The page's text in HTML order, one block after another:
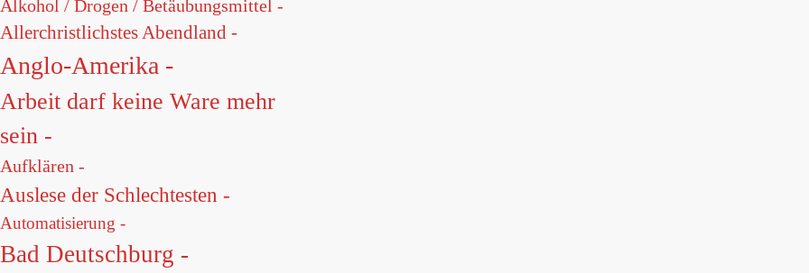
Alkohol / Drogen / Betäubungsmittel -
Allerchristlichstes Abendland -
Anglo-Amerika -
Arbeit darf keine Ware mehr
sein -
Aufklären -
Auslese der Schlechtesten -
Automatisierung -
Bad Deutschburg -